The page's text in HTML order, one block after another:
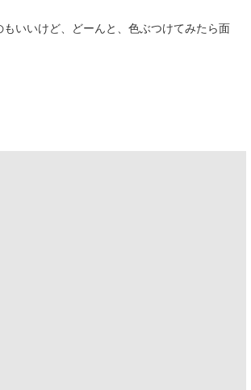
いいけど、どーんと、色ぶつけてみたら面